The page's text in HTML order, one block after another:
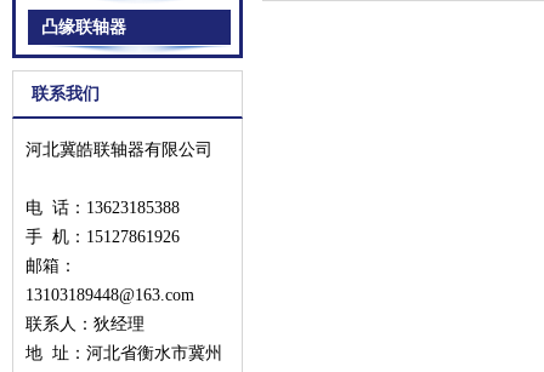
凸缘联轴器
联系我们
河北冀皓联轴器有限公司
电 话：13623185388
手 机： 15127861926
邮箱：
13103189448@163.com
联系人：狄经理
地 址：河北省衡水市冀州